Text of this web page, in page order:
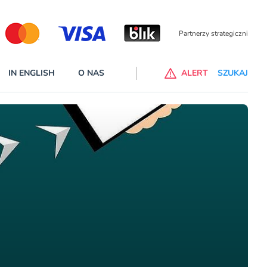
do ChataGPT Go dla klientów Revoluta. Nowy benefit we
– Standard i Plus – z usługi będzie można korzsytać za
IN ENGLISH O NAS ALERT SZUKAJ